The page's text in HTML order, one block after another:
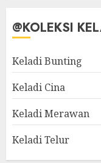
@KOLEKSI
Keladi Bunting
Keladi Cina
Keladi Merawan
Keladi Telur